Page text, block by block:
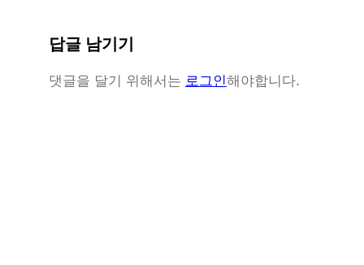
답글 남기기
댓글을 달기 위해서는 로그인해야합니다.